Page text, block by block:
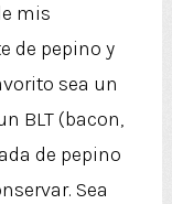
mis
de pepino y
sea un
BLT (bacon,
de pepino
Sea